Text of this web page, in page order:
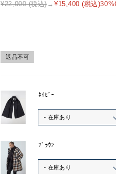
¥22,000 (税込) ¥15,400 (税込
返品不可
ﾈｲﾋﾞｰ
- 在庫あり
ﾌﾞﾗｳﾝ
- 在庫あり